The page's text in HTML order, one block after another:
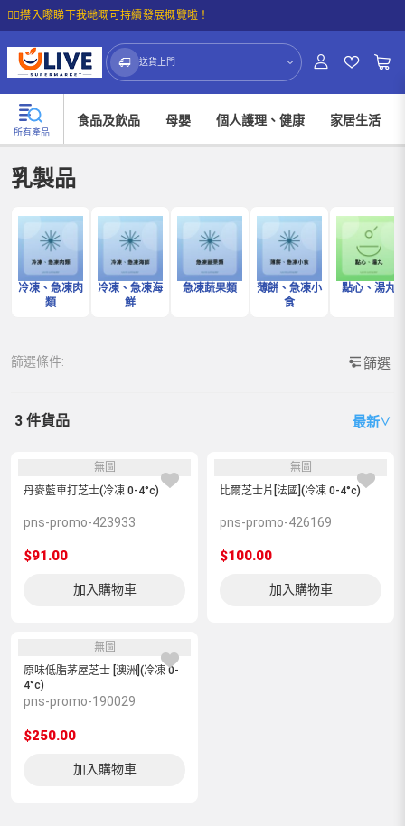
☝🏼㩒入嚟睇下我哋嘅可持續發展概覽啦！
送貨上門
所有產品
食品及飲品 母嬰 個人護理、健康 家居生活
乳製品
冷凍、急凍肉
類
冷凍、急凍海
鮮
急凍蔬果類
薄餅、急凍小
食
點心、湯丸
篩選條件: 篩選
3 件貨品 最新∨
無圖
丹麥藍車打芝士(冷凍 0-4°c)
pns-promo-423933
$91.00
加入購物車
無圖
比爾芝士片[法國](冷凍 0-4°c)
pns-promo-426169
$100.00
加入購物車
無圖
原味低脂茅屋芝士 [澳洲](冷凍 0-
4°c)
pns-promo-190029
$250.00
加入購物車